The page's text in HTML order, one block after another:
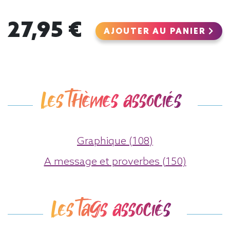
27,95 € AJOUTER AU PANIER
Les thèmes associés
Graphique (108)
A message et proverbes (150)
Les tags associés